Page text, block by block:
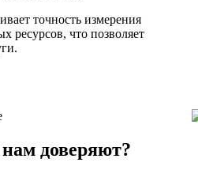
точность измерения
ресурсов, что позволяет
доверяют?